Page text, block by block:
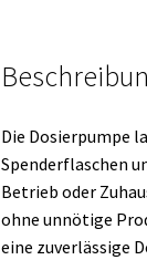
Die Dosierpumpe
Spenderflaschen
Betrieb oder
ohne unnötige
eine zuverlässige